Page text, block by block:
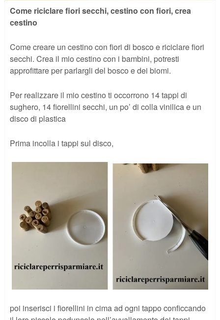
Come riciclare fiori secchi, cestino con fiori, crea
cestino
Come creare un cestino con fiori di bosco e riciclare fiori
secchi. Crea il mio cestino con i bambini, potresti
approfittare per parlargli del bosco e dei biomi.
Per realizzare il mio cestino ti occorrono 14 tappi di
sughero, 14 fiorellini secchi, un po’ di colla vinilica e un
disco di plastica
Prima incolla i tappi sul disco,
poi inserisci i fiorellini in cima ad ogni tappo conficcando